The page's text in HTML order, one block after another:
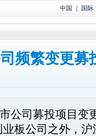
中国 国际
频繁变更募
公司募投项目变
板公司之外，